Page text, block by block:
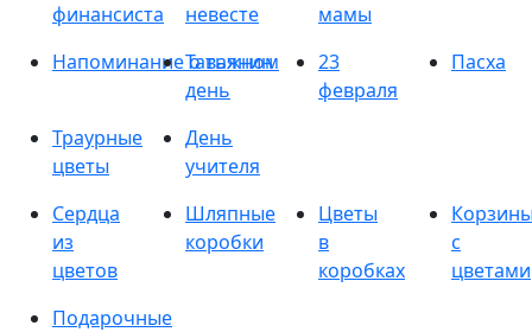
финансиста
невесте
мамы
Напоминание о важном
Татьянин
день
23
февраля
Пасха
Траурные
цветы
День
учителя
Сердца
из
цветов
Шляпные
коробки
Цветы
в
коробках
с
цветами
Подарочные